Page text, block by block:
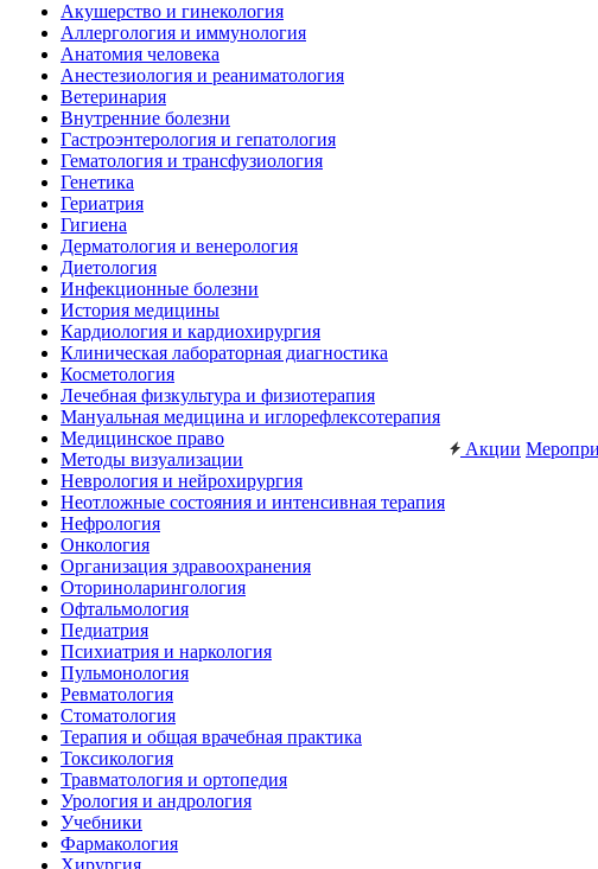
Акушерство и гинекология
Аллергология и иммунология
Анатомия человека
Анестезиология и реаниматология
Ветеринария
Внутренние болезни
Гастроэнтерология и гепатология
Гематология и трансфузиология
Генетика
Гериатрия
Гигиена
Дерматология и венерология
Диетология
Инфекционные болезни
История медицины
Кардиология и кардиохирургия
Клиническая лабораторная диагностика
Косметология
Лечебная физкультура и физиотерапия
Мануальная медицина и иглорефлексотерапия
Медицинское право
Методы визуализации
Неврология и нейрохирургия
Неотложные состояния и интенсивная терапия
Нефрология
Онкология
Организация здравоохранения
Оториноларингология
Офтальмология
Педиатрия
Психиатрия и наркология
Пульмонология
Ревматология
Стоматология
Терапия и общая врачебная практика
Токсикология
Травматология и ортопедия
Урология и андрология
Учебники
Фармакология
Хирургия
Акции